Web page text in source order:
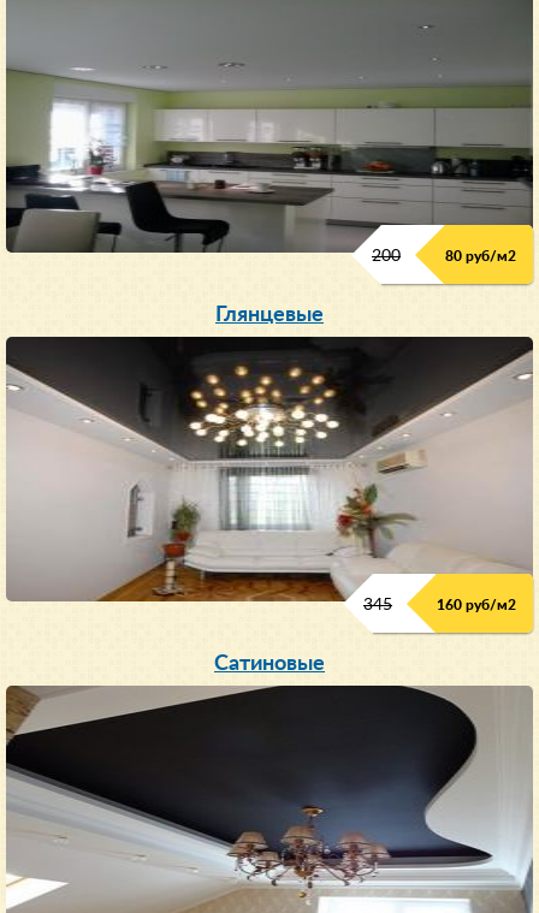
200 80 руб/м2
Глянцевые
345 160 руб/м2
Сатиновые